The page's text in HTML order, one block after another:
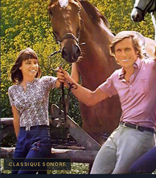
CLASSIQUE SONORE